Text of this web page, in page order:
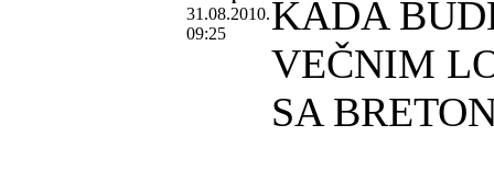
31.08.2010.
09:25
KADA
VEČNIM
SA